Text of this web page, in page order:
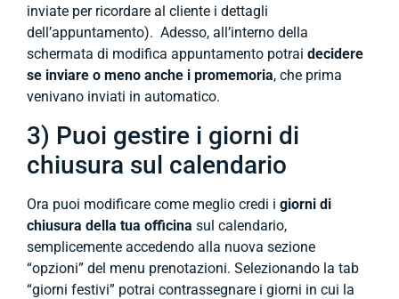
inviate per ricordare al cliente i dettagli
dell’appuntamento). Adesso, all’interno della
schermata di modifica appuntamento potrai decidere
se inviare o meno anche i promemoria, che prima
venivano inviati in automatico.
3) Puoi gestire i giorni di
chiusura sul calendario
Ora puoi modificare come meglio credi i giorni di
chiusura della tua officina sul calendario,
semplicemente accedendo alla nuova sezione
“opzioni” del menu prenotazioni. Selezionando la tab
“giorni festivi” potrai contrassegnare i giorni in cui la